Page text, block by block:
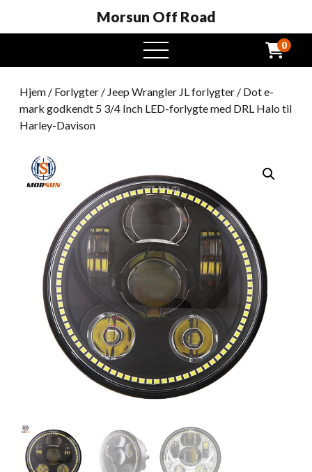
Morsun Off Road
Åben
menu
0
Hjem / Forlygter / Jeep Wrangler JL forlygter / Dot e-
mark godkendt 5 3/4 Inch LED-forlygte med DRL Halo til
Harley-Davison